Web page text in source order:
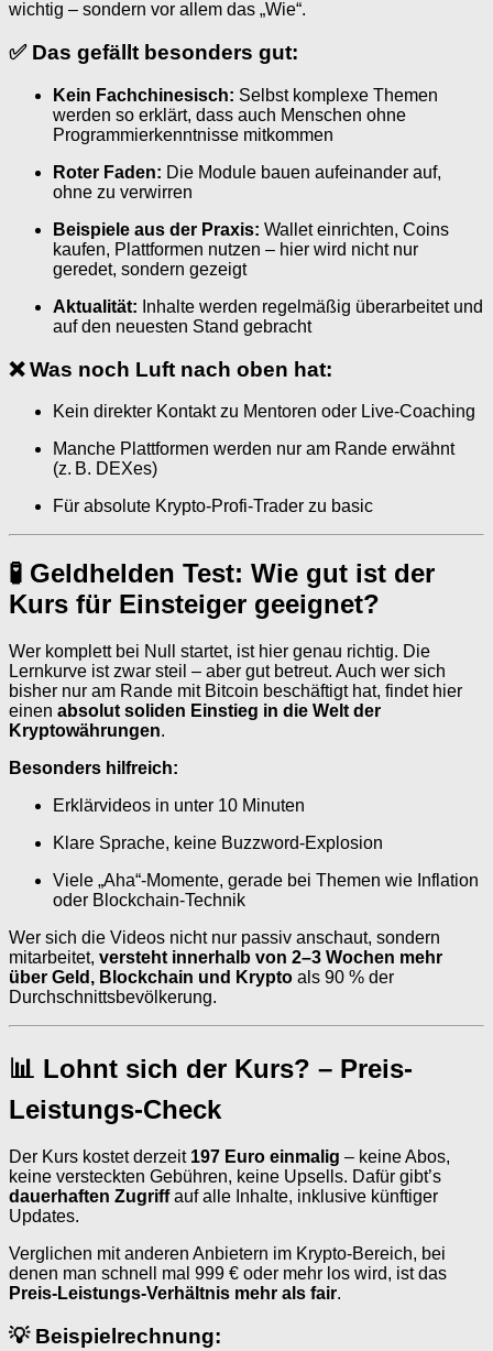
wichtig – sondern vor allem das „Wie“.
✅ Das gefällt besonders gut:
Kein Fachchinesisch: Selbst komplexe Themen
werden so erklärt, dass auch Menschen ohne
Programmierkenntnisse mitkommen
Roter Faden: Die Module bauen aufeinander auf,
ohne zu verwirren
Beispiele aus der Praxis: Wallet einrichten, Coins
kaufen, Plattformen nutzen – hier wird nicht nur
geredet, sondern gezeigt
Aktualität: Inhalte werden regelmäßig überarbeitet und
auf den neuesten Stand gebracht
❌Was noch Luft nach oben hat:
Kein direkter Kontakt zu Mentoren oder Live-Coaching
Manche Plattformen werden nur am Rande erwähnt
(z. B. DEXes)
Für absolute Krypto-Profi-Trader zu basic
🧪 Geldhelden Test: Wie gut ist der
Kurs für Einsteiger geeignet?
Wer komplett bei Null startet, ist hier genau richtig. Die
Lernkurve ist zwar steil – aber gut betreut. Auch wer sich
bisher nur am Rande mit Bitcoin beschäftigt hat, findet hier
einen absolut soliden Einstieg in die Welt der
Kryptowährungen.
Besonders hilfreich:
Erklärvideos in unter 10 Minuten
Klare Sprache, keine Buzzword-Explosion
Viele „Aha“-Momente, gerade bei Themen wie Inflation
oder Blockchain-Technik
Wer sich die Videos nicht nur passiv anschaut, sondern
mitarbeitet, versteht innerhalb von 2–3 Wochen mehr
über Geld, Blockchain und Krypto als 90 % der
Durchschnittsbevölkerung.
📊 Lohnt sich der Kurs? – Preis-
Leistungs-Check
Der Kurs kostet derzeit 197 Euro einmalig – keine Abos,
keine versteckten Gebühren, keine Upsells. Dafür gibt’s
dauerhaften Zugriffauf alle Inhalte, inklusive künftiger
Updates.
Verglichen mit anderen Anbietern im Krypto-Bereich, bei
denen man schnell mal 999 € oder mehr los wird, ist das
Preis-Leistungs-Verhältnis mehr als fair.
💡 Beispielrechnung: